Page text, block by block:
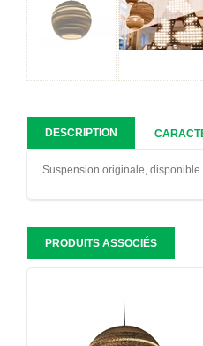
DESCRIPTION
Suspension originale,
PRODUITS ASSOCIÉS